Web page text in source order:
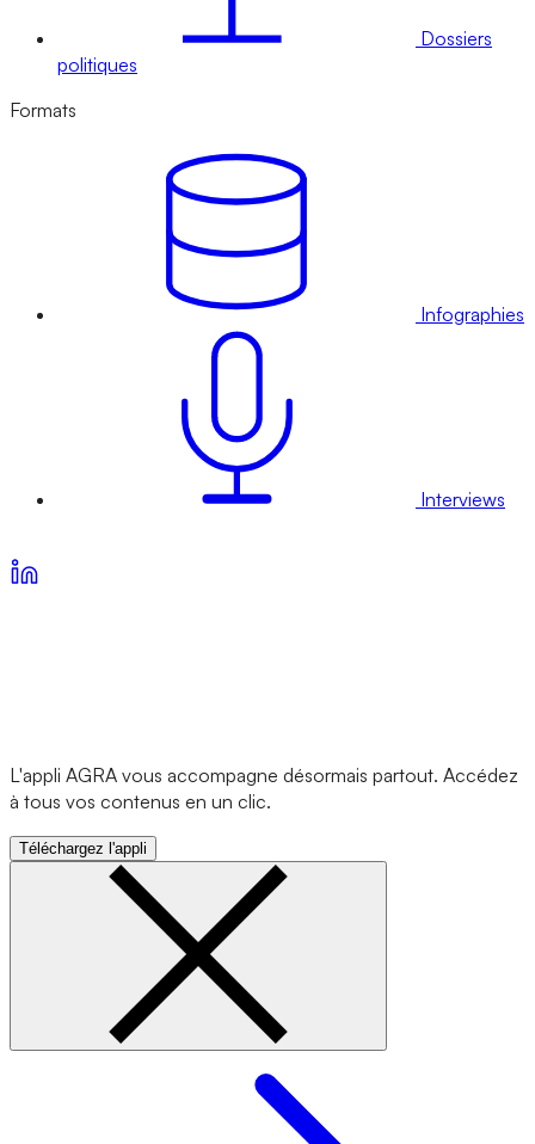
Dossiers
politiques
Formats
Infographies
Interviews
L'appli AGRA vous accompagne désormais partout. Accédez
à tous vos contenus en un clic.
Téléchargez l'appli